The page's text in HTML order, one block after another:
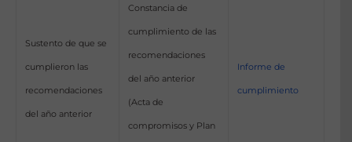
Sustento de que se
cumplieron las
recomendaciones
del año anterior
Constancia de
cumplimiento de las
recomendaciones
del año anterior
(Acta de
compromisos y Plan
Informe de
cumplimiento